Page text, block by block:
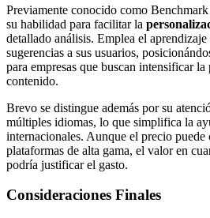
Previamente conocido como
su habilidad para facilitar la
detallado análisis. Emplea el
sugerencias a sus usuarios,
para empresas que buscan intensificar
contenido.
Brevo se distingue además por su
múltiples idiomas, lo que simplifica la
internacionales. Aunque el precio puede
plataformas de alta gama, el valor en
podría justificar el gasto.
Consideraciones Finales